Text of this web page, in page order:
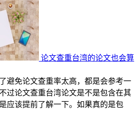
论文查重台湾的论文也会算
避免论文查重率太高，都是会参考一
过论文查重台湾论文是不是包含在其
应该提前了解一下。如果真的是包